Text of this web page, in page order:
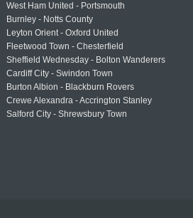
West Ham United - Portsmouth
Burnley - Notts County
Leyton Orient - Oxford United
Fleetwood Town - Chesterfield
Sheffield Wednesday - Bolton Wanderers
Cardiff City - Swindon Town
Burton Albion - Blackburn Rovers
Crewe Alexandra - Accrington Stanley
Salford City - Shrewsbury Town